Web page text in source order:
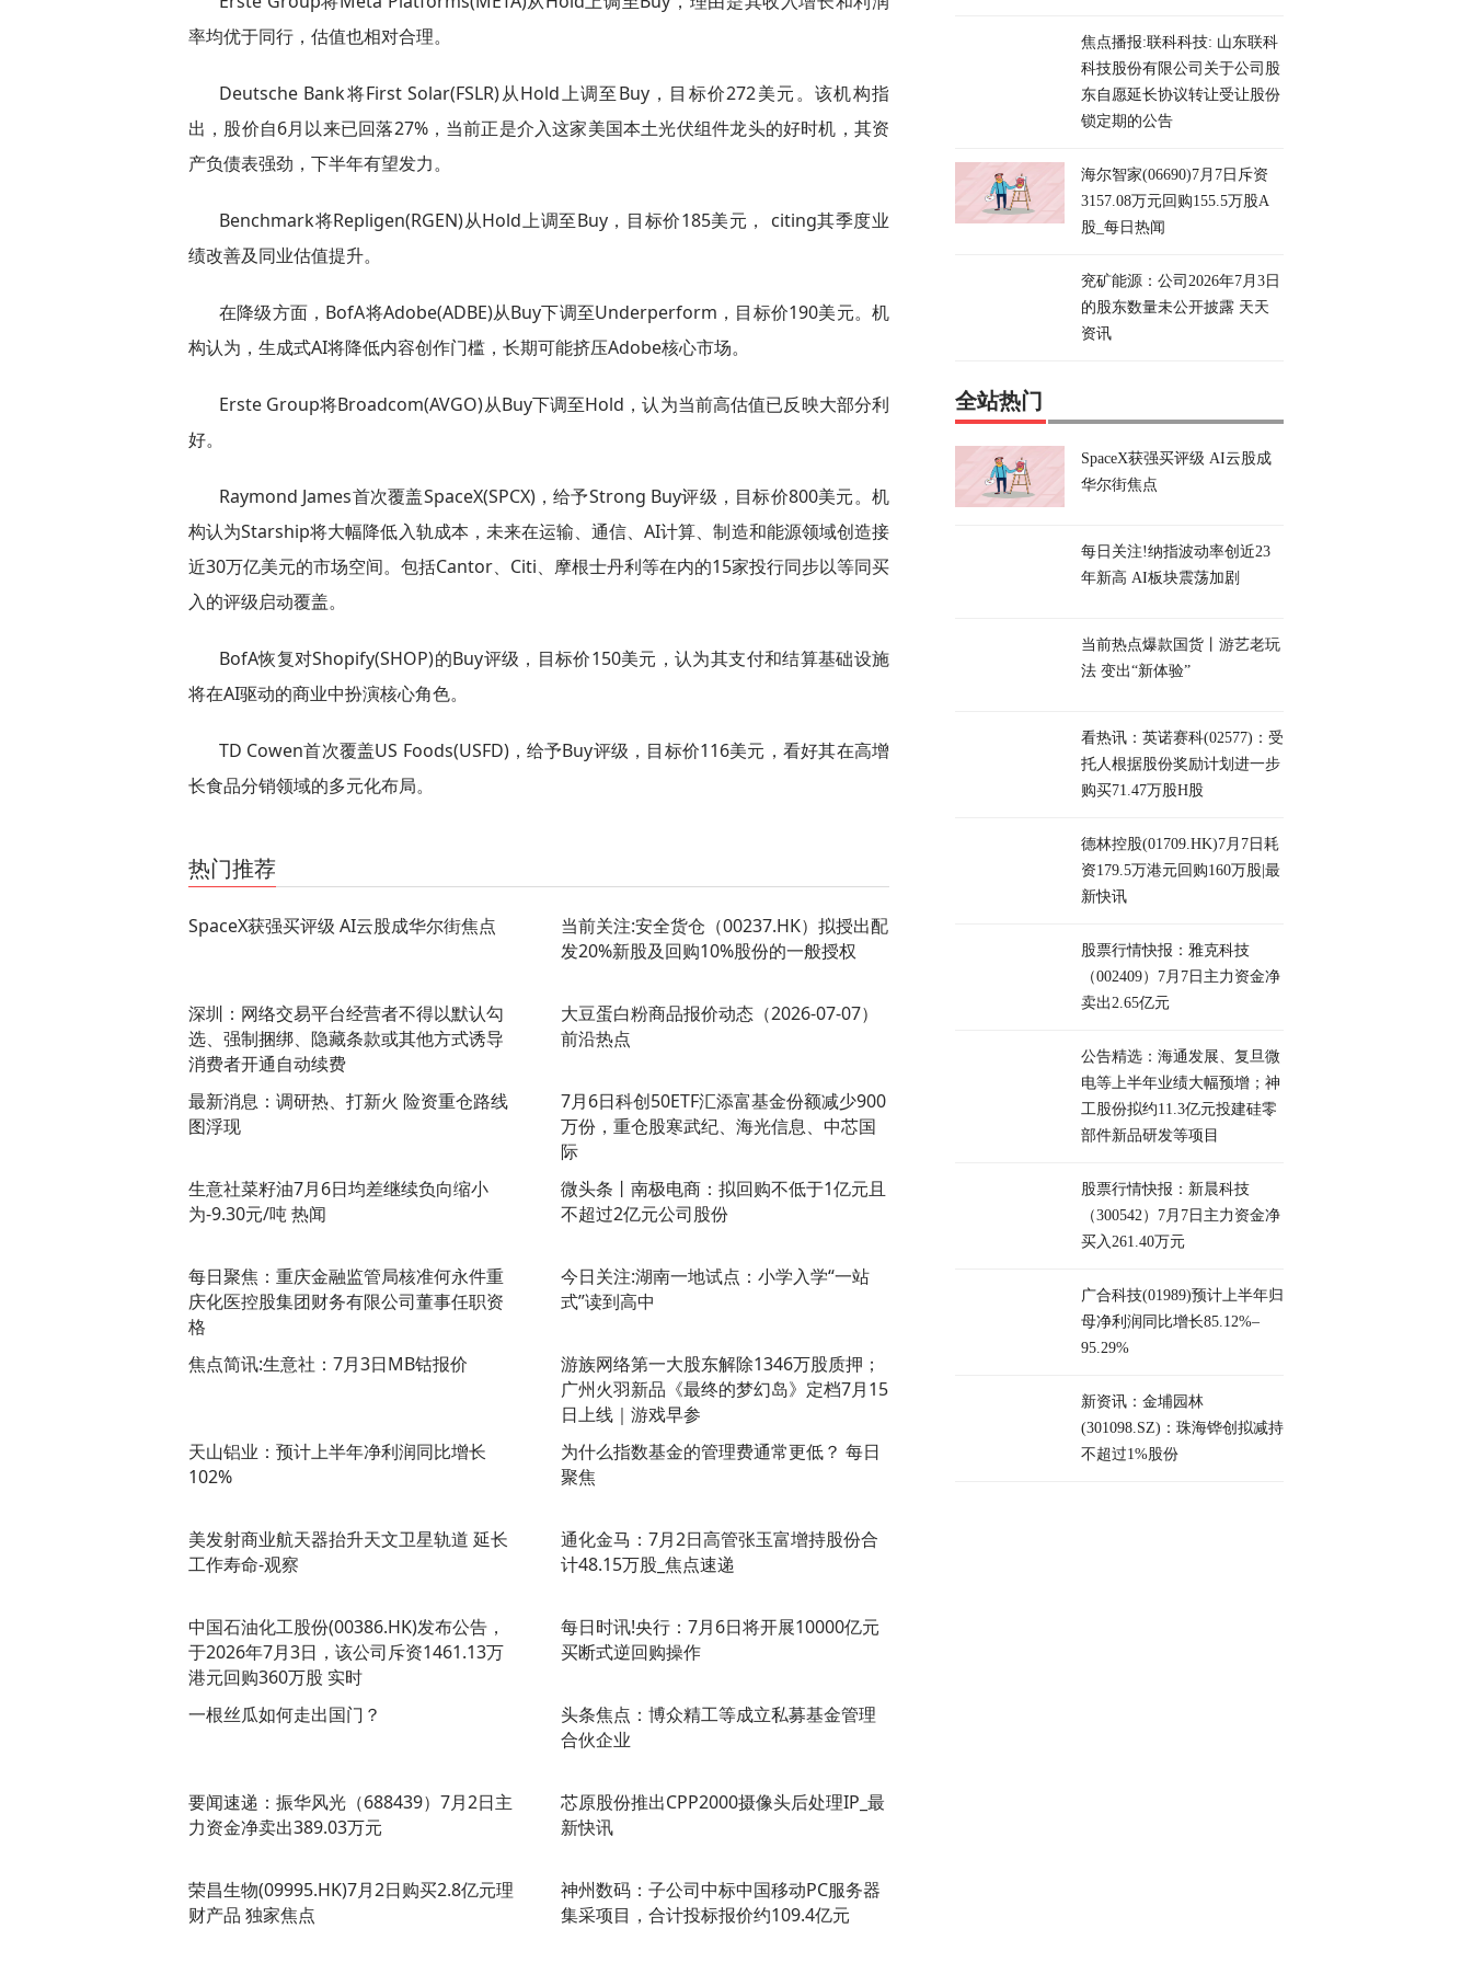
率均优于同行，估值也相对合理。
Deutsche Bank将First Solar(FSLR)从Hold上调至Buy，目标价272美元。该机构指
出，股价自6月以来已回落27%，当前正是介入这家美国本土光伏组件龙头的好时机，其资
产负债表强劲，下半年有望发力。
Benchmark将Repligen(RGEN)从Hold上调至Buy，目标价185美元， citing其季度业
绩改善及同业估值提升。
在降级方面，BofA将Adobe(ADBE)从Buy下调至Underperform，目标价190美元。机
构认为，生成式AI将降低内容创作门槛，长期可能挤压Adobe核心市场。
Erste Group将Broadcom(AVGO)从Buy下调至Hold，认为当前高估值已反映大部分利
好。
Raymond James首次覆盖SpaceX(SPCX)，给予Strong Buy评级，目标价800美元。机
构认为Starship将大幅降低入轨成本，未来在运输、通信、AI计算、制造和能源领域创造接
近30万亿美元的市场空间。包括Cantor、Citi、摩根士丹利等在内的15家投行同步以等同买
入的评级启动覆盖。
BofA恢复对Shopify(SHOP)的Buy评级，目标价150美元，认为其支付和结算基础设施
将在AI驱动的商业中扮演核心角色。
TD Cowen首次覆盖US Foods(USFD)，给予Buy评级，目标价116美元，看好其在高增
长食品分销领域的多元化布局。
热门推荐
SpaceX获强买评级 AI云股成华尔街焦点
当前关注:安全货仓（00237.HK）拟授出配
发20%新股及回购10%股份的一般授权
深圳：网络交易平台经营者不得以默认勾
选、强制捆绑、隐藏条款或其他方式诱导
消费者开通自动续费
大豆蛋白粉商品报价动态（2026-07-07）
前沿热点
最新消息：调研热、打新火 险资重仓路线
图浮现
7月6日科创50ETF汇添富基金份额减少900
万份，重仓股寒武纪、海光信息、中芯国
际
生意社菜籽油7月6日均差继续负向缩小
为-9.30元/吨 热闻
微头条丨南极电商：拟回购不低于1亿元且
不超过2亿元公司股份
每日聚焦：重庆金融监管局核准何永件重
庆化医控股集团财务有限公司董事任职资
格
今日关注:湖南一地试点：小学入学“一站
式”读到高中
焦点简讯:生意社：7月3日MB钴报价
游族网络第一大股东解除1346万股质押；
广州火羽新品《最终的梦幻岛》定档7月15
日上线｜游戏早参
天山铝业：预计上半年净利润同比增长
102%
为什么指数基金的管理费通常更低？ 每日
聚焦
美发射商业航天器抬升天文卫星轨道 延长
工作寿命-观察
通化金马：7月2日高管张玉富增持股份合
计48.15万股_焦点速递
中国石油化工股份(00386.HK)发布公告，
于2026年7月3日，该公司斥资1461.13万
港元回购360万股 实时
每日时讯!央行：7月6日将开展10000亿元
买断式逆回购操作
一根丝瓜如何走出国门？
头条焦点：博众精工等成立私募基金管理
合伙企业
要闻速递：振华风光（688439）7月2日主
力资金净卖出389.03万元
芯原股份推出CPP2000摄像头后处理IP_最
新快讯
荣昌生物(09995.HK)7月2日购买2.8亿元理
财产品 独家焦点
神州数码：子公司中标中国移动PC服务器
集采项目，合计投标报价约109.4亿元
焦点播报:联科科技: 山东联科
科技股份有限公司关于公司股
东自愿延长协议转让受让股份
锁定期的公告
海尔智家(06690)7月7日斥资
3157.08万元回购155.5万股A
股_每日热闻
兖矿能源：公司2026年7月3日
的股东数量未公开披露 天天
资讯
全站热门
SpaceX获强买评级 AI云股成
华尔街焦点
每日关注!纳指波动率创近23
年新高 AI板块震荡加剧
当前热点爆款国货丨游艺老玩
法 变出“新体验”
看热讯：英诺赛科(02577)：受
托人根据股份奖励计划进一步
购买71.47万股H股
德林控股(01709.HK)7月7日耗
资179.5万港元回购160万股|最
新快讯
股票行情快报：雅克科技
（002409）7月7日主力资金净
卖出2.65亿元
公告精选：海通发展、复旦微
电等上半年业绩大幅预增；神
工股份拟约11.3亿元投建硅零
部件新品研发等项目
股票行情快报：新晨科技
（300542）7月7日主力资金净
买入261.40万元
广合科技(01989)预计上半年归
母净利润同比增长85.12%–
95.29%
新资讯：金埔园林
(301098.SZ)：珠海铧创拟减持
不超过1%股份